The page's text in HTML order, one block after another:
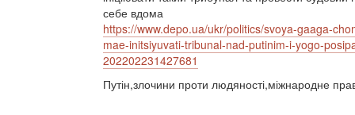
себе вдома
https://www.depo.ua/ukr/politics/svoya-gaaga-
mae-initsiyuvati-tribunal-nad-putinim-i-yogo-
202202231427681
Путін,злочини проти людяності,міжнародне